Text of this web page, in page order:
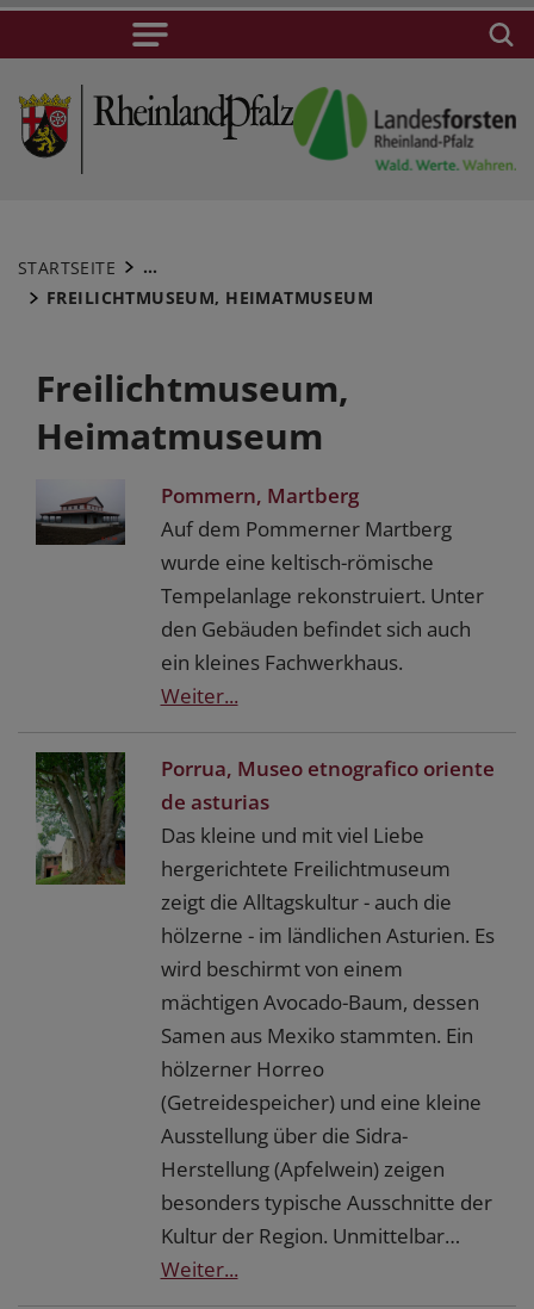
STARTSEITE
...
FREILICHTMUSEUM, HEIMATMUSEUM
Freilichtmuseum,
Heimatmuseum
Pommern, Martberg
Auf dem Pommerner Martberg
wurde eine keltisch-römische
Tempelanlage rekonstruiert. Unter
den Gebäuden befindet sich auch
ein kleines Fachwerkhaus.
Weiter...
Porrua, Museo etnografico oriente
de asturias
Das kleine und mit viel Liebe
hergerichtete Freilichtmuseum
zeigt die Alltagskultur - auch die
hölzerne - im ländlichen Asturien. Es
wird beschirmt von einem
mächtigen Avocado-Baum, dessen
Samen aus Mexiko stammten. Ein
hölzerner Horreo
(Getreidespeicher) und eine kleine
Ausstellung über die Sidra-
Herstellung (Apfelwein) zeigen
besonders typische Ausschnitte der
Kultur der Region. Unmittelbar…
Weiter...